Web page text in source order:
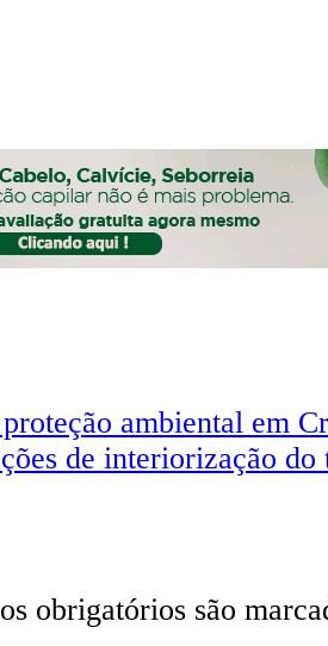
ambiental em
de interiorização
obrigatórios são